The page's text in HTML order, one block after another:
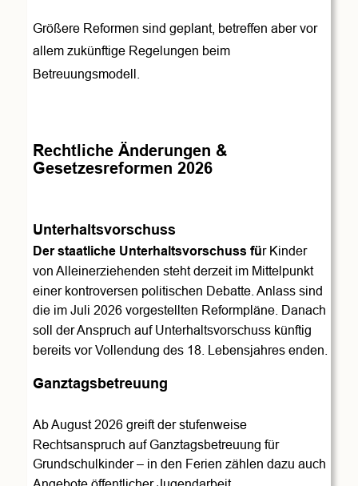
Größere Reformen sind geplant, betreffen aber vor
allem zukünftige Regelungen beim
Betreuungsmodell.
Rechtliche Änderungen &
Gesetzesreformen 2026
Unterhaltsvorschuss
Der staatliche Unterhaltsvorschuss für Kinder
von Alleinerziehenden steht derzeit im Mittelpunkt
einer kontroversen politischen Debatte. Anlass sind
die im Juli 2026 vorgestellten Reformpläne. Danach
soll der Anspruch auf Unterhaltsvorschuss künftig
bereits vor Vollendung des 18. Lebensjahres enden.
Ganztagsbetreuung
Ab August 2026 greift der stufenweise
Rechtsanspruch auf Ganztagsbetreuung für
Grundschulkinder – in den Ferien zählen dazu auch